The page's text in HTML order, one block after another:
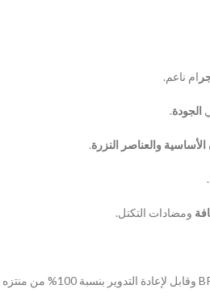
ام ناعم.
الجودة.
.
ومضادات التكتل.
منتج مصنوع يدوياً خالٍ من مادة BPA وقابل لإعادة التدوير بنسبة 100% من منتزه